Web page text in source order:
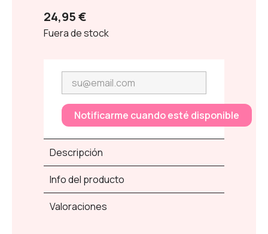
24,95 €
Fuera de stock
Notificarme cuando esté disponible
Descripción
Info del producto
Valoraciones